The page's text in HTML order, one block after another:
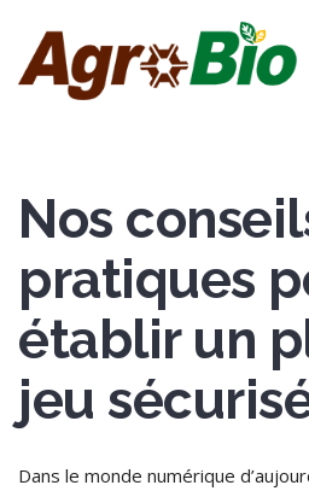
Nos
pratiques
établir un
jeu
Dans le monde numérique